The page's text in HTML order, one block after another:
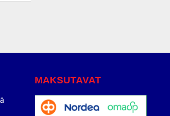
MAKSUTAVAT